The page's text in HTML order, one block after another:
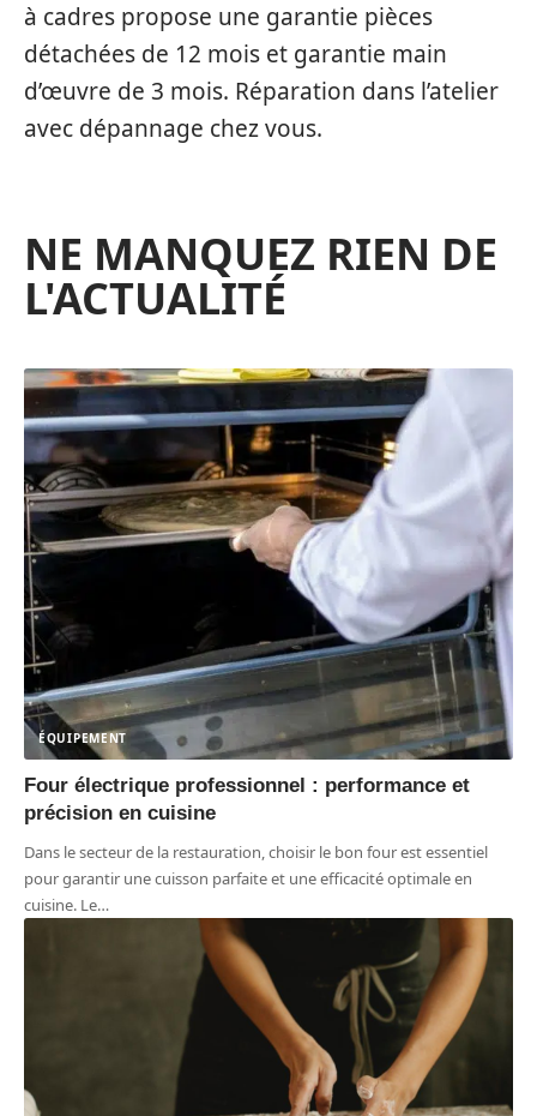
à cadres propose une garantie pièces
détachées de 12 mois et garantie main
d’œuvre de 3 mois. Réparation dans l’atelier
avec dépannage chez vous.
NE MANQUEZ RIEN DE
L'ACTUALITÉ
ÉQUIPEMENT
Four électrique professionnel : performance et
précision en cuisine
Dans le secteur de la restauration, choisir le bon four est essentiel
pour garantir une cuisson parfaite et une efficacité optimale en
cuisine. Le…